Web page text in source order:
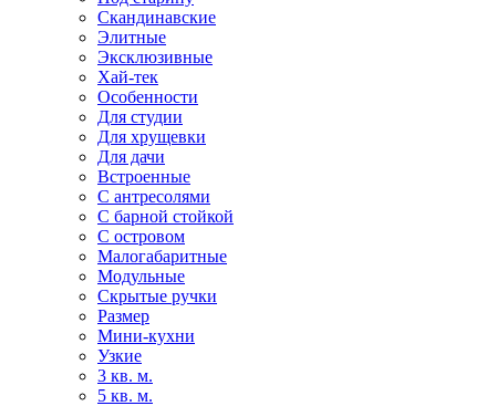
Скандинавские
Элитные
Эксклюзивные
Хай-тек
Особенности
Для студии
Для хрущевки
Для дачи
Встроенные
С антресолями
С барной стойкой
С островом
Малогабаритные
Модульные
Скрытые ручки
Размер
Мини-кухни
Узкие
3 кв. м.
5 кв. м.